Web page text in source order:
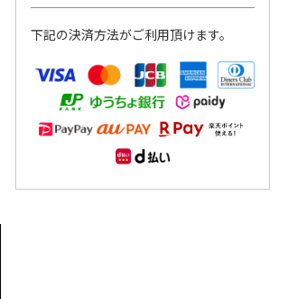
3,900円 3,240円
(送料・税込)
下記の決済方法がご利用頂けます。